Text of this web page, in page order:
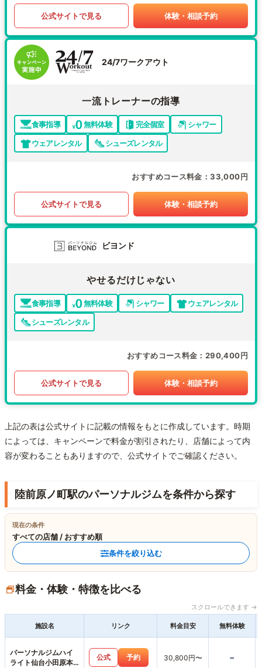
公式サイトで見る 体験・相談予約
24/7ワークアウト
一流トレーナーの指導
食事指導 無料体験 完全個室
シャワー
ウェアレンタル
シューズレンタル
おすすめコース料金 33,000円
公式サイトで見る 体験・相談予約
ビヨンド
やせるだけじゃない
食事指導 無料体験 シャワー
ウェアレンタル
シューズレンタル
おすすめコース料金 290,400円
公式サイトで見る 体験・相談予約
上記の表は公式サイトに記載の情報をもとに作成しています。時期
によっては、キャンペーンで料金が割引されたり、店舗によって内
容が変わることもありますので、公式サイトでご確認ください。
陸前原ノ町駅のパーソナルジムを条件から探す
現在の条件
すべての店舗 / おすすめ順
条件を絞り込む
料金・体験・特徴を比べる
スクロールできます →
施設名 リンク 料金目安 無料体験
パーソナルジムハイ
ライト仙台小田原本
公式 予約 30,800円〜 -